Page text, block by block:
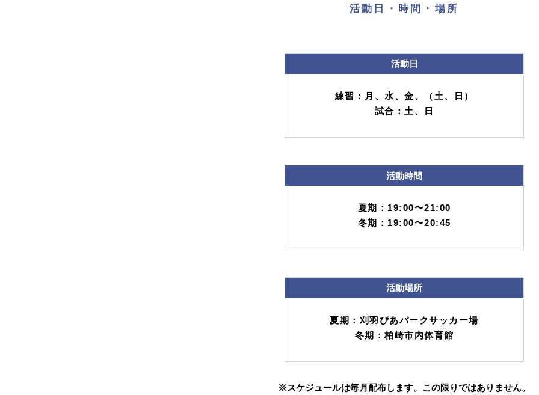
活動日・時間・場所
活動日
練習：月、水、金、（土、日）
試合：土、日
活動時間
夏期：19:00〜21:00
冬期：19:00〜20:45
活動場所
夏期：刈羽ぴあパークサッカー場
冬期：柏崎市内体育館
※スケジュールは毎月配布します。この限りではありません。